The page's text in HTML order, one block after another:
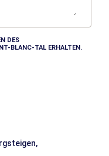
DES
BLANC-TAL ERHALTEN.